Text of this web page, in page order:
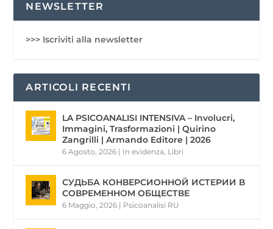
NEWSLETTER
>>> Iscriviti alla newsletter
ARTICOLI RECENTI
LA PSICOANALISI INTENSIVA – Involucri,
Immagini, Trasformazioni | Quirino
Zangrilli | Armando Editore | 2026
6 Agosto, 2026 | In evidenza Libri
СУДЬБА КОНВЕРСИОННОЙ ИСТЕРИИ В
СОВРЕМЕННОМ ОБЩЕСТВЕ
6 Maggio, 2026 | Psicoanalisi RU